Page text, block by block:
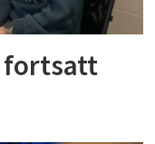
fortsatt